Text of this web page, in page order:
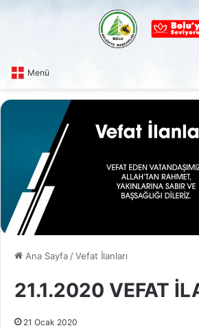
Menü
Ana Sayfa /Vefat İlanları
21.1.2020 VEFAT
21 Ocak 2020